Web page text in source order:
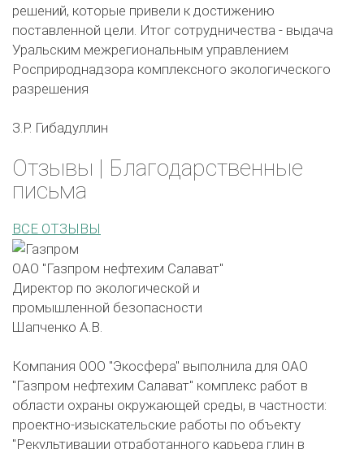
решений, которые привели к достижению
поставленной цели. Итог сотрудничества - выдача
Уральским межрегиональным управлением
Росприроднадзора комплексного экологического
разрешения
З.Р. Гибадуллин
Отзывы | Благодарственные
письма
ВСЕ ОТЗЫВЫ
ОАО "Газпром нефтехим Салават"
Директор по экологической и
промышленной безопасности
Шапченко А.В.
Компания ООО "Экосфера" выполнила для ОАО
"Газпром нефтехим Салават" комплекс работ в
области охраны окружающей среды, в частности:
проектно-изыскательские работы по объекту
"Рекультивации отработанного карьера глин в